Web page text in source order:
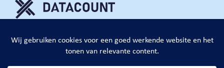
cookie notice